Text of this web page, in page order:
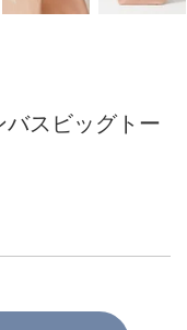
バスビッグトー